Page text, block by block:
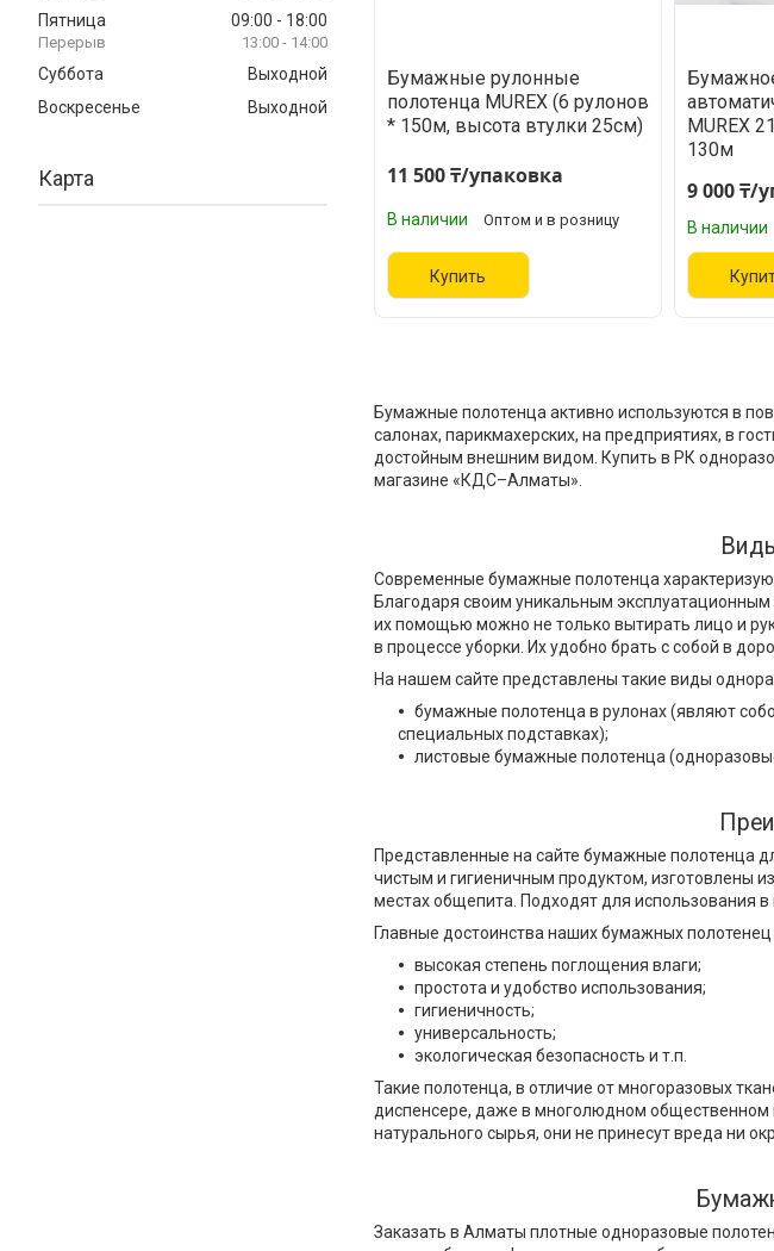
Пятница 09:00 18:00
13:00 14:00
Суббота
Выходной
Воскресенье
Выходной
Карта
Бумажные рулонные
полотенца MUREX (6 рулонов
* 150м, высота втулки 25см)
11 500 ₸/упаковка
В наличии Оптом и в розницу
Купить
MUREX
130м
9 000 ₸/
В наличии
Бумажные полотенца активно используются в
салонах, парикмахерских, на предприятиях, в
достойным внешним видом. Купить в РК
магазине «КДС–Алматы».
Современные бумажные полотенца
Благодаря своим уникальным
их помощью можно не только вытирать лицо и
в процессе уборки. Их удобно брать с собой в
На нашем сайте представлены такие виды
бумажные полотенца в рулонах (являют
специальных подставках);
листовые бумажные полотенца
Представленные на сайте бумажные полотенца
чистым и гигиеничным продуктом, изготовлены
местах общепита. Подходят для использования в
Главные достоинства наших бумажных
высокая степень поглощения влаги;
простота и удобство использования;
гигиеничность;
универсальность;
экологическая безопасность и т.п.
Такие полотенца, в отличие от многоразовых
диспенсере, даже в многолюдном общественном
натурального сырья, они не принесут вреда ни
Заказать в Алматы плотные одноразовые